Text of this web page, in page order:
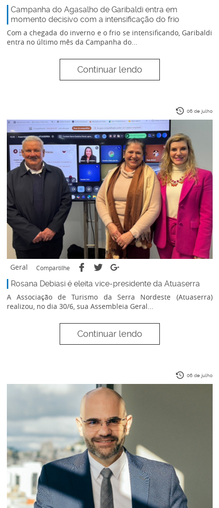
Campanha do Agasalho de Garibaldi entra em
momento decisivo com a intensificação do frio
Com a chegada do inverno e o frio se intensificando, Garibaldi
entra no último mês da Campanha do...
Continuar lendo
06 de julho
Geral Compartilhe
Rosana Debiasi é eleita vice-presidente da Atuaserra
A Associação de Turismo da Serra Nordeste (Atuaserra)
realizou, no dia 30/6, sua Assembleia Geral...
Continuar lendo
06 de julho